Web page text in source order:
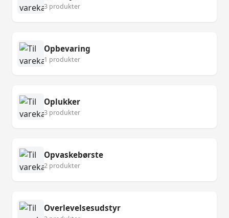
3 produkter
Opbevaring
1 produkter
Oplukker
3 produkter
Opvaskebørste
2 produkter
Overlevelsesudstyr